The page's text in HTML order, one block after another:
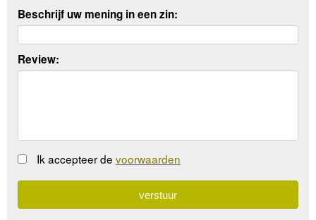
Beschrijf uw mening in een zin:
Review:
Ik accepteer de voorwaarden